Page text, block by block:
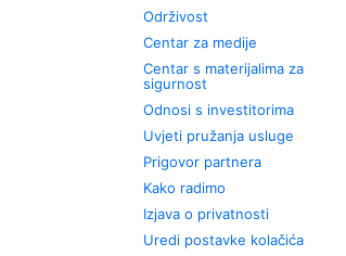
Održivost
Centar za medije
Centar s materijalima za
sigurnost
Odnosi s investitorima
Uvjeti pružanja usluge
Prigovor partnera
Kako radimo
Izjava o privatnosti
Uredi postavke kolačića